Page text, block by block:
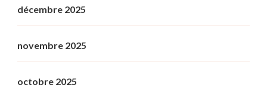
décembre 2025
novembre 2025
octobre 2025